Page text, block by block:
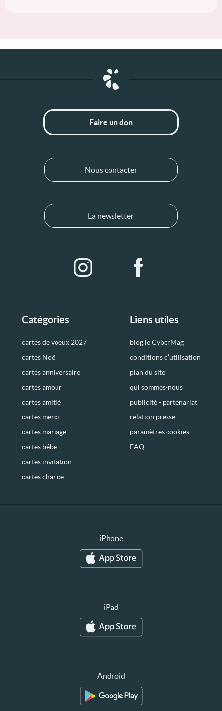
Catégories
cartes de voeux 2027
cartes Noël
cartes anniversaire
cartes amour
cartes amitié
cartes merci
cartes mariage
cartes bébé
cartes invitation
cartes chance
Liens utiles
blog le CyberMag
conditions d’utilisation
plan du site
qui sommes-nous
publicité - partenariat
relation presse
paramètres cookies
FAQ
Faire un don
Nous contacter
La newsletter
iPhone
iPad
Android